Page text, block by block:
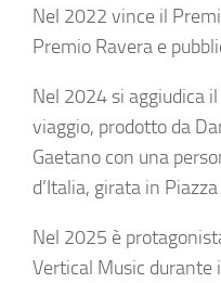
Nel 2022 vince il
Premio Ravera e
Nel 2024 si aggiudica
viaggio, prodotto da
Gaetano con una
d’Italia, girata in
Nel 2025 è
Vertical Music durante